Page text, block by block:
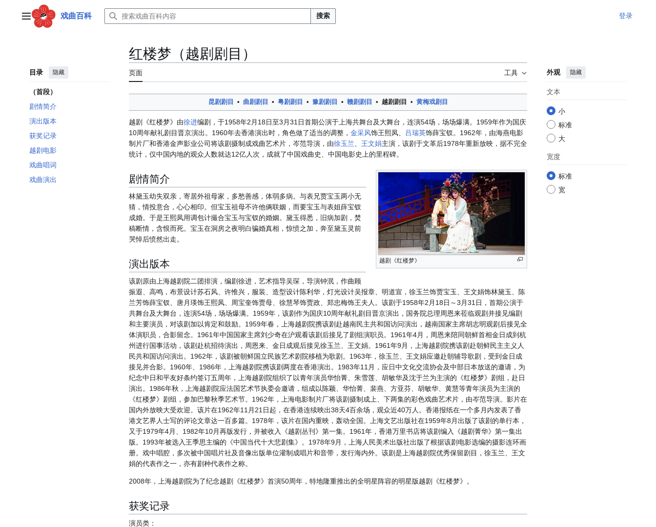
主菜单 戏曲百科 搜索 登录
目录 隐藏
（首段）
剧情简介
演出版本
获奖记录
越剧电影
戏曲唱词
戏曲演出
红楼梦（越剧剧目）
页面 工具 外观 隐藏
文本
小
标准
大
宽度
标准
宽
昆剧剧目 • 曲剧剧目 • 粤剧剧目 • 豫剧剧目 • 赣剧剧目 • 越剧剧目 • 黄梅戏剧目
越剧《红楼梦》由徐进编剧，于1958年2月18日至3月31日首期公演于上海共舞台及大舞台，连演54场，场场爆满。1959年作为国庆
10周年献礼剧目晋京演出。1960年去香港演出时，角色做了适当的调整， 金采风饰王熙凤、 吕瑞英饰薛宝钗。1962年，由海燕电影
制片厂和香港金声影业公司将该剧摄制成戏曲艺术片，岑范导演，由徐玉兰 王文娟主演，该剧于文革后1978年重新放映，据不完全
统计，仅中国内地的观众人数就达12亿人次，成就了中国戏曲史、中国电影史上的里程碑。
越剧《红楼梦》
剧情简介
林黛玉幼失双亲，寄居外祖母家，多愁善感，体弱多病。与表兄贾宝玉两小无
猜，情投意合，心心相印。但宝玉祖母不许他俩联姻，而要宝玉与表姐薛宝钗
成婚。于是王熙凤用调包计撮合宝玉与宝钗的婚姻。黛玉得悉，旧病加剧，焚
稿断情，含恨而死。宝玉在洞房之夜明白骗婚真相，惊愤之加，奔至黛玉灵前
哭悼后愤然出走。
演出版本
该剧原由上海越剧院二团排演，编剧徐进，艺术指导吴琛，导演钟泯，作曲顾
振遐、高鸣，布景设计苏石风、许惟兴，服装、造型设计陈利华，灯光设计吴报章、明道宣，徐玉兰饰贾宝玉、王文娟饰林黛玉、陈
兰芳饰薛宝钗、唐月瑛饰王熙凤、周宝奎饰贾母、徐慧琴饰贾政、郑忠梅饰王夫人。该剧于1958年2月18日～3月31日，首期公演于
共舞台及大舞台，连演54场，场场爆满。1959年，该剧作为国庆10周年献礼剧目晋京演出，国务院总理周恩来莅临观剧并接见编剧
和主要演员，对该剧加以肯定和鼓励。1959年春，上海越剧院携该剧赴越南民主共和国访问演出，越南国家主席胡志明观剧后接见全
体演职员，合影留念。1961年中国国家主席刘少奇在沪观看该剧后接见了剧组演职员。1961年4月，周恩来陪同朝鲜首相金日成到杭
州进行国事活动，该剧赴杭招待演出，周恩来、金日成观后接见徐玉兰、王文娟。1961年9月，上海越剧院携该剧赴朝鲜民主主义人
民共和国访问演出。1962年，该剧被朝鲜国立民族艺术剧院移植为歌剧。1963年，徐玉兰、王文娟应邀赴朝辅导歌剧，受到金日成
接见并合影。1960年、1986年，上海越剧院携该剧两度在香港演出。1983年11月，应日中文化交流协会及中部日本放送的邀请，为
纪念中日和平友好条约签订五周年，上海越剧院组织了以青年演员华怡菁、朱雪莲、胡敏华及沈于兰为主演的《红楼梦》剧组，赴日
演出。1986年秋，上海越剧院应法国艺术节执委会邀请，组成以陈颖、华怡菁、裴燕、方亚芬、胡敏华、黄慧等青年演员为主演的
《红楼梦》剧组，参加巴黎秋季艺术节。1962年，上海电影制片厂将该剧摄制成上、下两集的彩色戏曲艺术片，由岑范导演。影片在
国内外放映大受欢迎。该片在1962年11月21日起，在香港连续映出38天4百余场，观众近40万人。香港报纸在一个多月内发表了香
港文艺界人士写的评论文章达一百多篇。1978年，该片在国内重映，轰动全国。上海文艺出版社在1959年8月出版了该剧的单行本，
又于1979年4月、1982年10月再版发行，并被收入《越剧丛刊》第一集。1961年，香港万里书店将该剧编入《越剧菁华》第一集出
版。1993年被选入王季思主编的《中国当代十大悲剧集》。1978年9月，上海人民美术出版社出版了根据该剧电影选编的摄影连环画
册。戏中唱腔，多次被中国唱片社及音像出版单位灌制成唱片和音带，发行海内外。该剧是上海越剧院优秀保留剧目，徐玉兰、王文
娟的代表作之一，亦有剧种代表作之称。
2008年，上海越剧院为了纪念越剧《红楼梦》首演50周年，特地隆重推出的全明星阵容的明星版越剧《红楼梦》。
获奖记录
演员类：